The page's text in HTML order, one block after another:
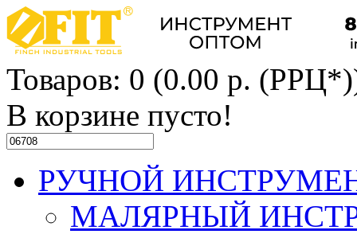
Товаров: 0 (0.00 р.
В корзине пусто!
РУЧНОЙ
МАЛЯРНЫЙ